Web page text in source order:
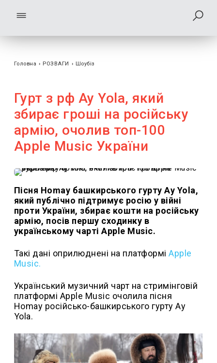
Головна › РОЗВАГИ › Шоубiз
Гурт з рф Ay Yola, який
збирає гроші на російську
армію, очолив топ-100
Apple Music України
Пісня Homay башкирського гурту Ay Yola,
який публічно підтримує росію у війні
проти України, збирає кошти на російську
армію, посів першу сходинку в
українському чарті Apple Music.
Такі дані оприлюднені на платформі Apple
Music.
Український музичний чарт на стримінговій
платформі Apple Music очолила пісня
Homay російсько-башкирського гурту Ay
Yola.